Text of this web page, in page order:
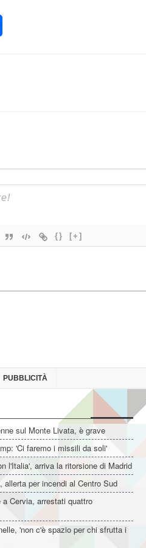
{} [+]
PUBBLICITÀ
sul Monte Livata, è grave
'Ci faremo i missili da soli'
l'Italia', arriva la ritorsione di Madrid
allerta per incendi al Centro Sud
Cervia, arrestati quattro
'non c'è spazio per chi sfrutta i